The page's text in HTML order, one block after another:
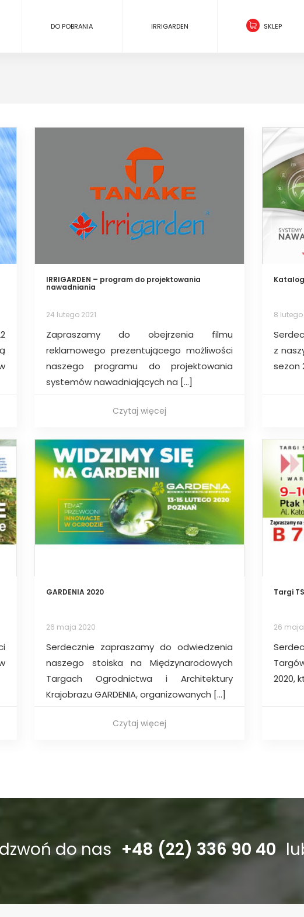
DO POBRANIA IRRIGARDEN SKLEP
IRRIGARDEN – program do projektowania
nawadniania
24 lutego 2021
Zapraszamy do obejrzenia filmu
reklamowego prezentującego możliwości
naszego programu do projektowania
systemów nawadniających na […]
Czytaj więcej
Katalog
8 lutego
z
sezon
GARDENIA 2020
26 maja 2020
Serdecznie zapraszamy do odwiedzenia
naszego stoiska na Międzynarodowych
Targach Ogrodnictwa i Architektury
Krajobrazu GARDENIA, organizowanych […]
Czytaj więcej
Targi
26
2020,
do nas +48 (22) 336 90 40